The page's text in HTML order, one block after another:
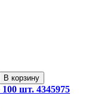
В корзину
шт. 4345975